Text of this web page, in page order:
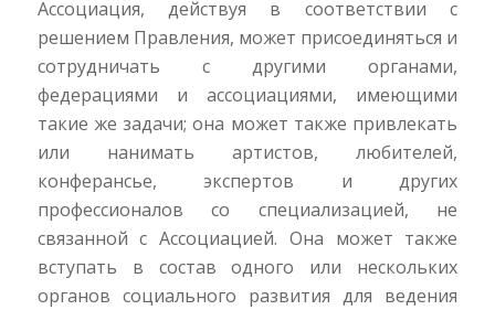
Ассоциация, действуя в соответствии с
решением Правления, может присоединяться и
сотрудничать с другими органами,
федерациями и ассоциациями, имеющими
такие же задачи; она может также привлекать
или нанимать артистов, любителей,
конферансье, экспертов и других
профессионалов со специализацией, не
связанной с Ассоциацией. Она может также
вступать в состав одного или нескольких
органов социального развития для ведения